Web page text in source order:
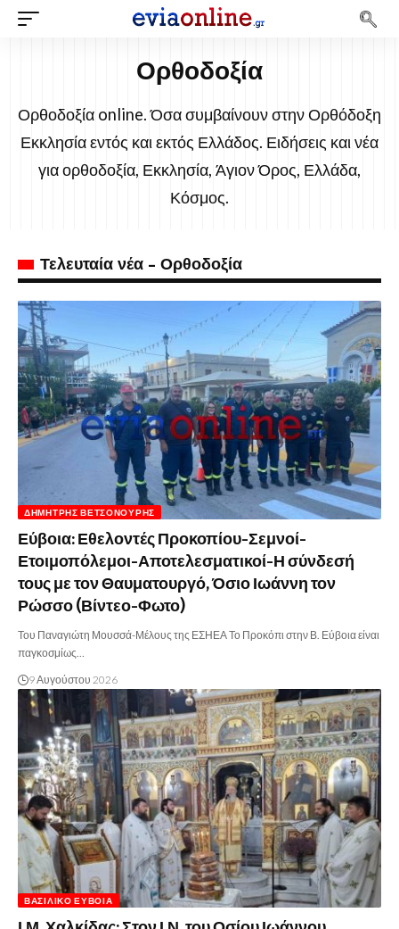
Ορθοδοξία
Ορθοδοξία online. Όσα συμβαίνουν στην Ορθόδοξη
Εκκλησία εντός και εκτός Ελλάδος. Ειδήσεις και νέα
για ορθοδοξία, Εκκλησία, Άγιον Όρος, Ελλάδα,
Κόσμος.
Τελευταία νέα - Ορθοδοξία
ΔΗΜΉΤΡΗΣ ΒΕΤΣΟΝΟΎΡΗΣ
Εύβοια: Εθελοντές Προκοπίου-Σεμνοί-
Ετοιμοπόλεμοι-Αποτελεσματικοί-Η σύνδεσή
τους με τον Θαυματουργό, Όσιο Ιωάννη τον
Ρώσσο (Βίντεο-Φωτο)
Του Παναγιώτη Μουσσά-Μέλους της ΕΣΗΕΑ Το Προκόπι στην Β. Εύβοια είναι
παγκοσμίως…
9 Αυγούστου 2026
ΒΑΣΙΛΙΚΌ ΕΎΒΟΙΑ